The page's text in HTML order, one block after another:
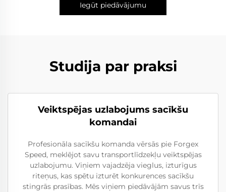
Iegūt piedāvājumu
Studija par praksi
Veiktspējas uzlabojums sacīkšu
komandai
Profesionāla sacīkšu komanda vērsās pie Forgex
Speed, meklējot savu transportlīdzekļu veiktspējas
uzlabojumu. Viņiem vajadzēja vieglus, izturīgus
riteņus, kas spētu izturēt konkurences sacīkšu
stingrās prasības. Mēs viņiem piedāvājām savus trīs